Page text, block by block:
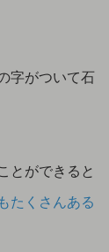
字がついて石
とができると
たくさんある